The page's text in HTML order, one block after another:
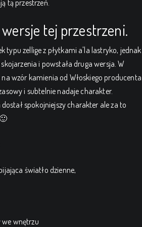
tą przestrzeń.
tej przestrzeni.
typu zellige z płytkami a'la lastryko, jednak
i powstała druga wersja. W
wzór kamienia od Włoskiego producenta
i subtelnie nadaje charakter.
spokojniejszy charakter ale za to
światło dzienne,
wnętrzu